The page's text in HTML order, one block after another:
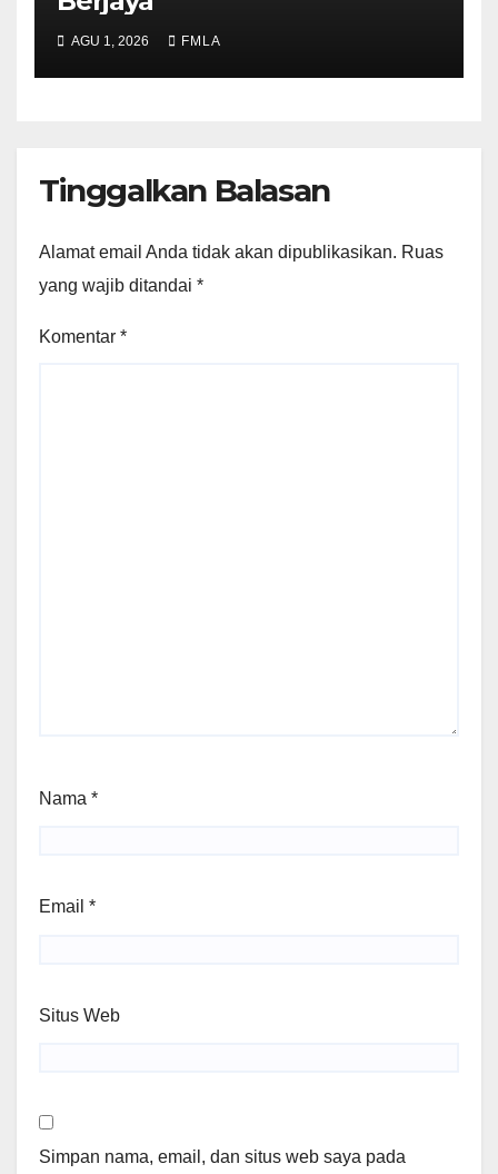
AGU 1, 2026 FMLA
Tinggalkan Balasan
Alamat email Anda tidak akan dipublikasikan. Ruas
yang wajib ditandai *
Komentar *
Nama *
Email *
Situs Web
Simpan nama, email, dan situs web saya pada